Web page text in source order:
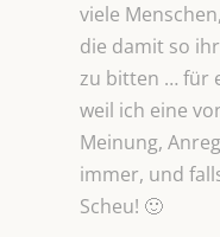
viele
die damit so
zu bitten … für
weil ich eine
Meinung,
immer, und
Scheu! 🙂